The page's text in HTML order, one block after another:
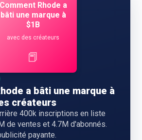
Comment Rhode a
bâti une marque à
$1B
avec des créateurs
📕
a bâti une marque à
créateurs
400k inscriptions en liste
de ventes et 4.7M d'abonnés.
payante.